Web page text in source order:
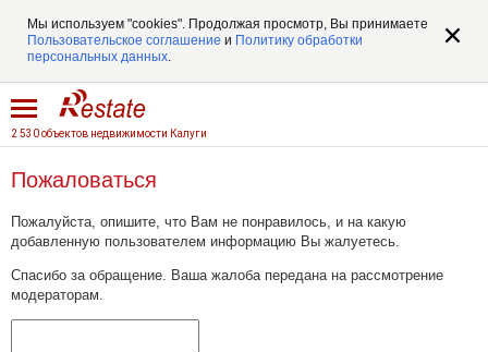
Мы используем "cookies". Продолжая просмотр, Вы принимаете
Пользовательское соглашение и Политику обработки
персональных данных.
2 530 объектов недвижимости Калуги
Пожаловаться
Пожалуйста, опишите, что Вам не понравилось, и на какую
добавленную пользователем информацию Вы жалуетесь.
Спасибо за обращение. Ваша жалоба передана на рассмотрение
модераторам.